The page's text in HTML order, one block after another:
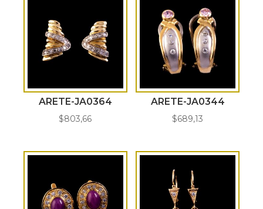
ARETE-JA0364
$803,66
ARETE-JA0344
$689,13